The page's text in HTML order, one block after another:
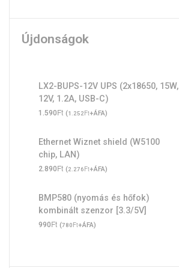
Újdonságok
LX2-BUPS-12V UPS (2x18650, 15W,
12V, 1.2A, USB-C)
1.590Ft (1.252Ft+ÁFA)
Ethernet Wiznet shield (W5100
chip, LAN)
2.890Ft (2.276Ft+ÁFA)
BMP580 (nyomás és hőfok)
kombinált szenzor [3.3/5V]
990Ft (780Ft+ÁFA)